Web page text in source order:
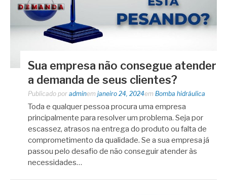
Sua empresa não consegue atender
a demanda de seus clientes?
Publicado por adminem janeiro 24, 2024em Bomba hidráulica
Toda e qualquer pessoa procura uma empresa
principalmente para resolver um problema. Seja por
escassez, atrasos na entrega do produto ou falta de
comprometimento da qualidade. Se a sua empresa já
passou pelo desafio de não conseguir atender às
necessidades…